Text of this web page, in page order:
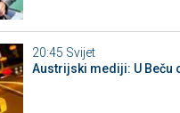
20:45 Svijet
Austrijski mediji: U Beču